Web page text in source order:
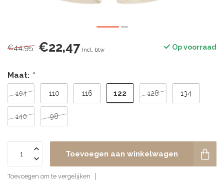
€44,95 €22,47 Incl. btw Op voorraad
Maat: *
104 110 116 122 128 134
140 98
Toevoegen aan winkelwagen
Toevoegen om te vergelijken